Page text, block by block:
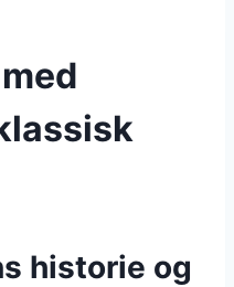
historie og